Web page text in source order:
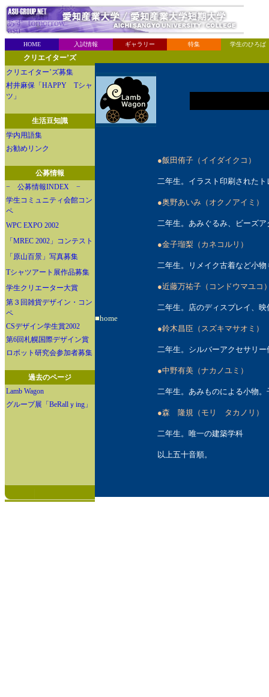
HOME 入試情報 ギャラリー 特集 学生のひろば
クリエイター’ズ
クリエイター’ズ募集
村井麻保「HAPPY Tシャ
ツ」
生活豆知識
学内用語集
お勧めリンク
公募情報
− 公募情報INDEX −
学生コミュニティ会館コン
ペ
WPC EXPO 2002
「MREC 2002」コンテスト
「原山百景」写真募集
Tシャツアート展作品募集
学生クリエーター大賞
第３回雑貨デザイン・コン
ペ
CSデザイン学生賞2002
第6回札幌国際デザイン賞
ロボット研究会参加者募集
過去のページ
Lamb Wagon
グループ展「BeRallｙing」
■home
●飯田侑子（イイダイクコ）
二年生。イラスト印刷された
●奥野あいみ（オクノアイミ）
二年生。あみぐるみ、ビーズ
●金子瑠梨（カネコルリ）
二年生。リメイク古着など小
●近藤万祐子（コンドウマユコ
二年生。店のディスプレイ、
●鈴木昌臣（スズキマサオミ）
二年生。シルバーアクセサリー
●中野有美（ナカノユミ）
二年生。あみものによる小物
●森 隆規（モリ タカノリ）
二年生。唯一の建築学科
以上五十音順。